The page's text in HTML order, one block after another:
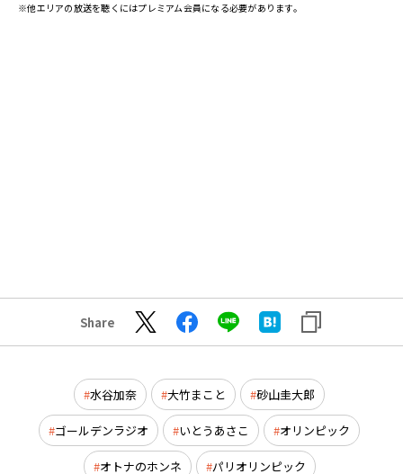
※他エリアの放送を聴くにはプレミアム会員になる必要があります。
Share
水谷加奈 大竹まこと 砂山圭大郎
ゴールデンラジオ いとうあさこ オリンピック
オトナのホンネ パリオリンピック